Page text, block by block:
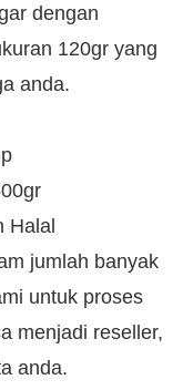
dengan
120gr yang
anda.
Halal
jumlah banyak
untuk proses
menjadi reseller,
anda.